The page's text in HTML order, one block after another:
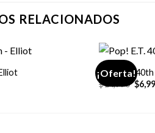
RELACIONADOS
¡Oferta!
Pop! E.T.
$14,990 El
precio
$